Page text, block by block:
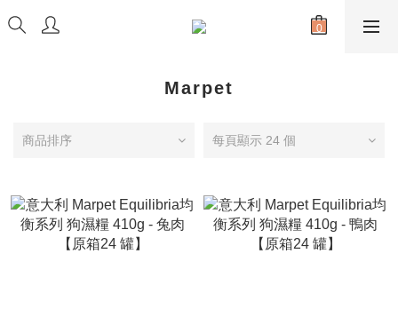
Marpet
商品排序 每頁顯示 24 個